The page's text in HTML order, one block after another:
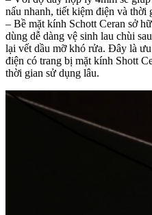
nấu nhanh, tiết kiệm điện và thời
– Bề mặt kính Schott Ceran sở
dùng dễ dàng vệ sinh lau chùi
lại vết dầu mỡ khó rửa. Đây là
điện có trang bị mặt kính Shott
thời gian sử dụng lâu.